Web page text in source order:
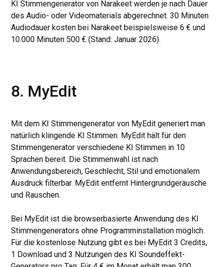
KI Stimmengenerator von Narakeet werden je nach Dauer
des Audio- oder Videomaterials abgerechnet. 30 Minuten
Audiodauer kosten bei Narakeet beispielsweise 6 € und
10.000 Minuten 500 € (Stand: Januar 2026).
8. MyEdit
Mit dem KI Stimmengenerator von MyEdit generiert man
natürlich klingende KI Stimmen. MyEdit hält für den
Stimmengenerator verschiedene KI Stimmen in 10
Sprachen bereit. Die Stimmenwahl ist nach
Anwendungsbereich, Geschlecht, Stil und emotionalem
Ausdruck filterbar. MyEdit entfernt Hintergrundgeräusche
und Rauschen.
Bei MyEdit ist die browserbasierte Anwendung des KI
Stimmengenerators ohne Programminstallation möglich.
Für die kostenlose Nutzung gibt es bei MyEdit 3 Credits,
1 Download und 3 Nutzungen des KI Soundeffekt-